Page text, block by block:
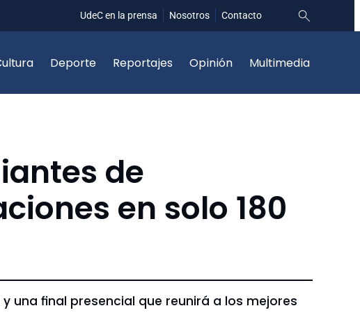
UdeC en la prensa Nosotros Contacto
Deporte Reportajes Opinión Multimedia
de
en solo 180
una final presencial que reunirá a los mejores